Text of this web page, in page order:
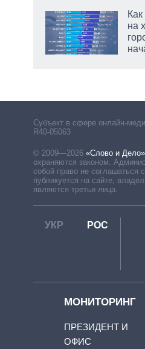
на
Субъект в сфере онлайн-
R40-05063
© 2009—2026 «Слово и Дело»
охраняются законом.
собой право не соглашаться
публикуется на сайте,
являются третьи лица.
УКР РОС
МОНИТОРИНГ
ПРЕЗИДЕНТ И
ОФИС